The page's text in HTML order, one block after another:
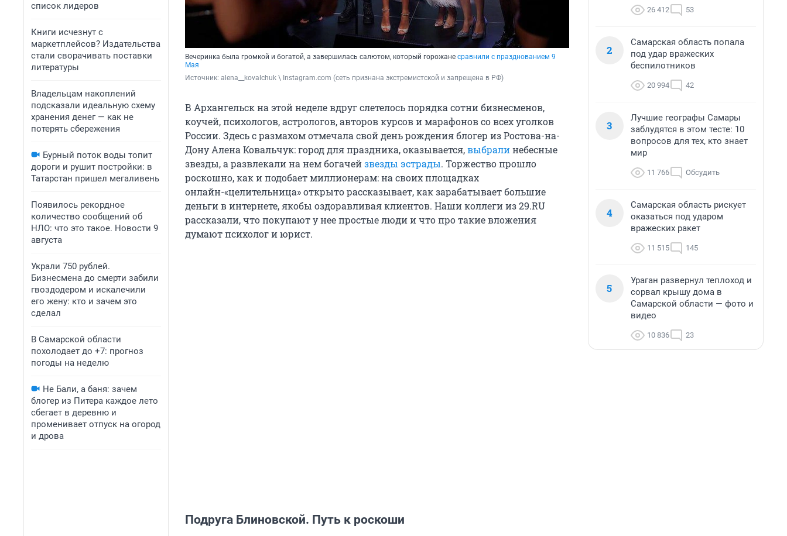
список лидеров
Книги исчезнут с
маркетплейсов? Издательства
стали сворачивать поставки
литературы
Владельцам накоплений
подсказали идеальную схему
хранения денег — как не
потерять сбережения
Бурный поток воды топит
дороги и рушит постройки: в
Татарстан пришел мегаливень
Появилось рекордное
количество сообщений об
НЛО: что это такое. Новости 9
августа
Украли 750 рублей.
Бизнесмена до смерти забили
гвоздодером и искалечили
его жену: кто и зачем это
сделал
В Самарской области
похолодает до +7: прогноз
погоды на неделю
Не Бали, а баня: зачем
блогер из Питера каждое лето
сбегает в деревню и
променивает отпуск на огород
и дрова
Вечеринка была громкой и богатой, а завершилась салютом, который горожане сравнили с празднованием 9
Мая
Источник: alena__kovalchuk \ Instаgrаm.com (сеть признана экстремистской и запрещена в РФ)
В Архангельск на этой неделе вдруг слетелось порядка сотни бизнесменов,
коучей, психологов, астрологов, авторов курсов и марафонов со всех уголков
России. Здесь с размахом отмечала свой день рождения блогер из Ростова-на-
Дону Алена Ковальчук: город для праздника, оказывается,выбралинебесные
звезды, а развлекали на нем богачейзвезды эстрады. Торжество прошло
роскошно, как и подобает миллионерам: на своих площадках
онлайн-«целительница» открыто рассказывает, как зарабатывает большие
деньги в интернете, якобы оздоравливая клиентов. Наши коллеги из 29.RU
рассказали, что покупают у нее простые люди и что про такие вложения
думают психолог и юрист.
Подруга Блиновской. Путь к роскоши
26 412 53
2
Самарская область попала
под удар вражеских
беспилотников
20 994 42
3
Лучшие географы Самары
заблудятся в этом тесте: 10
вопросов для тех, кто знает
мир
11 766 Обсудить
4
Самарская область рискует
оказаться под ударом
вражеских ракет
11 515 145
5
Ураган развернул теплоход и
сорвал крышу дома в
Самарской области — фото и
видео
10 836 23